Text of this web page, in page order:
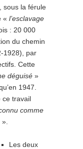
sous la férule
« l’esclavage
: 20 000
du chemin
1928), par
Cette
déguisé »
1947.
ce travail
comme
».
Les deux